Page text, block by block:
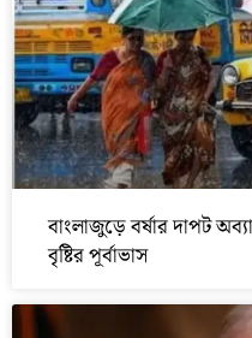
বাংলাজুড়ে বর্ষার দাপট
বৃষ্টির পূর্বাভাস